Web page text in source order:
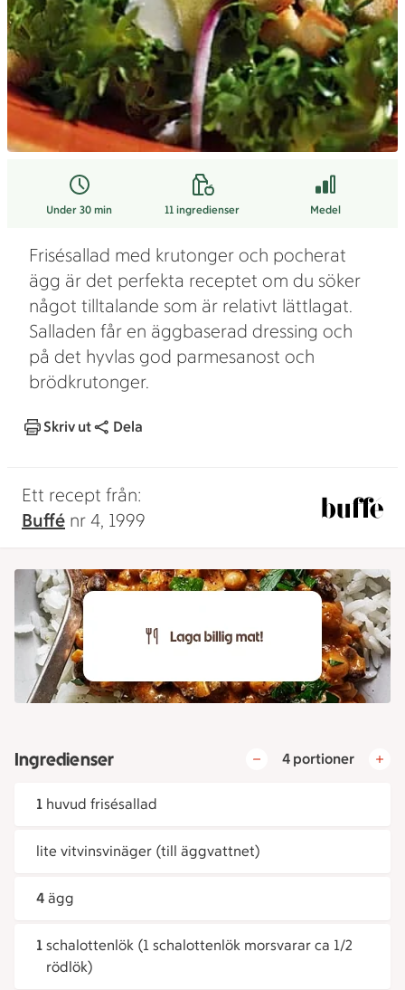
Under 30 min 11ingredienser Medel
Frisésallad med krutonger och pocherat
ägg är det perfekta receptet om du söker
något tilltalande som är relativt lättlagat.
Salladen får en äggbaserad dressing och
på det hyvlas god parmesanost och
brödkrutonger.
Skriv ut Dela
Ett recept från:
Buffé nr 4, 1999
Ingredienser 4 portioner
1 huvud frisésallad
lite vitvinsvinäger (till äggvattnet)
4 ägg
1 schalottenlök (1 schalottenlök morsvarar ca 1/2
rödlök)